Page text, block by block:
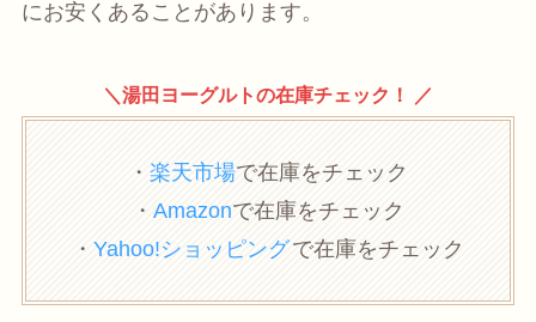
にお安くあることがあります。
＼湯田ヨーグルトの在庫チェック！ ／
・ 楽天市場で在庫をチェック
・ Amazonで在庫をチェック
・ Yahoo!ショッピングで在庫をチェック